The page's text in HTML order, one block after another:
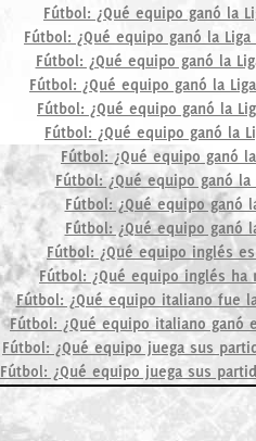
Fútbol: ¿Qué equipo ganó la
Fútbol: ¿Qué equipo ganó la
Fútbol: ¿Qué equipo ganó la
Fútbol: ¿Qué equipo ganó la
Fútbol: ¿Qué equipo ganó la
Fútbol: ¿Qué equipo ganó la
Fútbol: ¿Qué equipo ganó
Fútbol: ¿Qué equipo ganó la
Fútbol: ¿Qué equipo ganó
Fútbol: ¿Qué equipo ganó
Fútbol: ¿Qué equipo inglés
Fútbol: ¿Qué equipo inglés
Fútbol: ¿Qué equipo italiano fue
Fútbol: ¿Qué equipo italiano ganó
Fútbol: ¿Qué equipo juega sus
Fútbol: ¿Qué equipo juega sus